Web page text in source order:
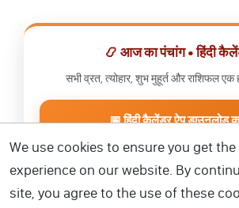
📿 आज का पंचांग • हिंदी
सभी व्रत, त्योहार, शुभ मुहूर्त और राशिफल एक
📅 हिंदी कैलेंडर ऐप डाउनलोड
We use cookies to ensure you get
experience on our website. By
site, you agree to the use of these